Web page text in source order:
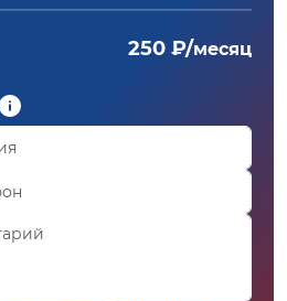
250 ₽/месяц